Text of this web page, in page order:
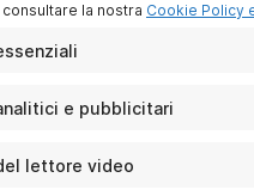
la nostra Cookie Policy
e pubblicitari
lettore video